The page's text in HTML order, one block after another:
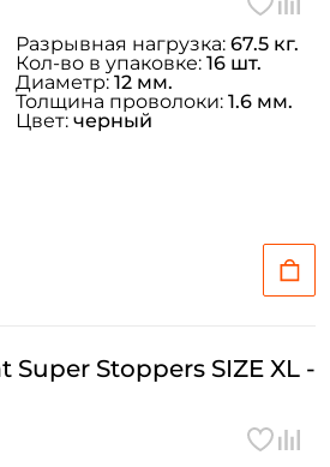
Разрывная нагрузка: 67.5 кг.
Кол-во в упаковке: 16 шт.
Диаметр: 12 мм.
Толщина проволоки: 1.6 мм.
Цвет: черный
Super Stoppers SIZE XL -